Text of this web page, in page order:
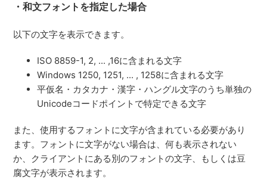
・和文フォントを指定した場合
以下の文字を表示できます。
ISO 8859-1, 2, ... ,16に含まれる文字
Windows 1250, 1251, ... , 1258に含まれる文字
平仮名・カタカナ・漢字・ハングル文字のうち単独の
Unicodeコードポイントで特定できる文字
また、使用するフォントに文字が含まれている必要があり
ます。フォントに文字がない場合は、何も表示されない
か、クライアントにある別のフォントの文字、もしくは豆
腐文字が表示されます。